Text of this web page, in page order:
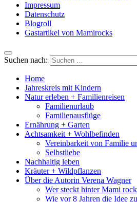
Impressum
Datenschutz
Blogroll
Gastartikel von Mamirocks
Suchen nach:
Home
Jahreskreis mit Kindern
Natur erleben + Familienreisen
Familienurlaub
Familienausflüge
Ernährung + Garten
Achtsamkeit + Wohlbefinden
Vereinbarkeit von Familie
Selbstliebe
Nachhaltig leben
Kräuter + Wildpflanzen
Über die Autorin Verena Wagner
Wer steckt hinter Mami
Wie vor 8 Jahren die Idee